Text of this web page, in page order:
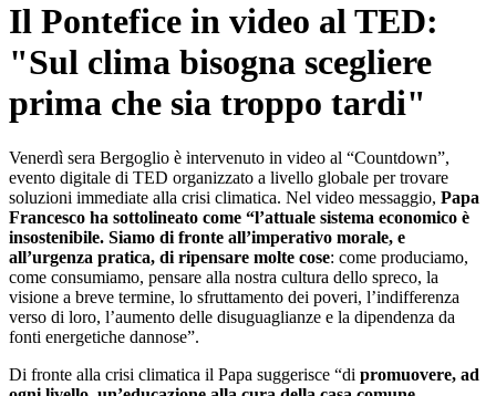
Il Pontefice in video al TED:
"Sul clima bisogna scegliere
prima che sia troppo tardi"
Venerdì sera Bergoglio è intervenuto in video al “Countdown”,
evento digitale di TED organizzato a livello globale per trovare
soluzioni immediate alla crisi climatica. Nel video messaggio, Papa
Francesco ha sottolineato come “l’attuale sistema economico è
insostenibile. Siamo di fronte all’imperativo morale, e
all’urgenza pratica, di ripensare molte cose: come produciamo,
come consumiamo, pensare alla nostra cultura dello spreco, la
visione a breve termine, lo sfruttamento dei poveri, l’indifferenza
verso di loro, l’aumento delle disuguaglianze e la dipendenza da
fonti energetiche dannose”.
Di fronte alla crisi climatica il Papa suggerisce “di promuovere, ad